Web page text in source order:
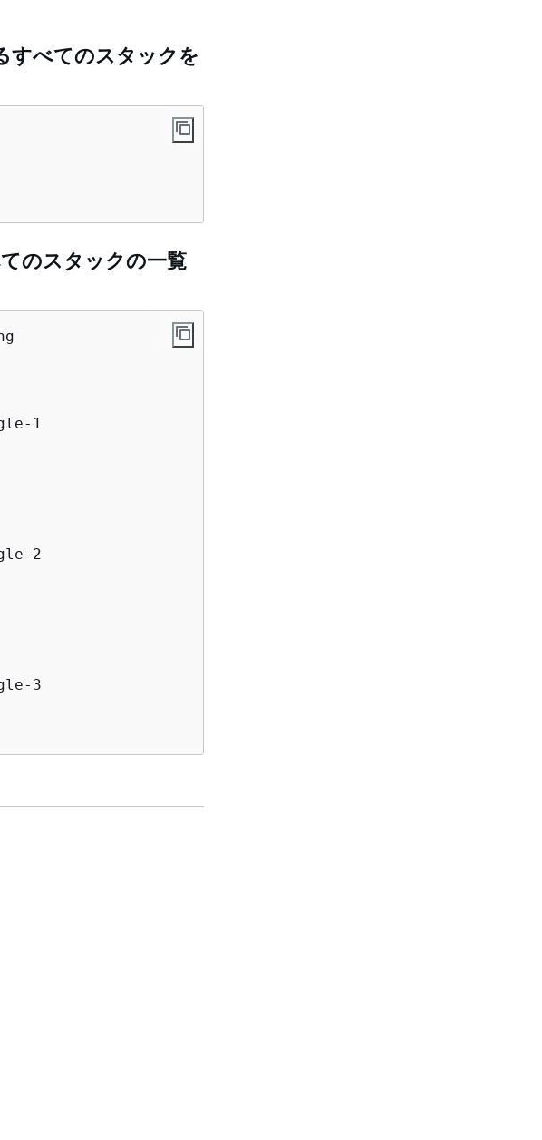
すべてのスタックを
のスタックの一覧
1
2
3